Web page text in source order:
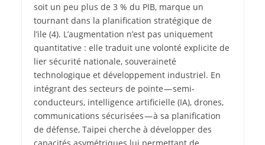
soit un peu plus de 3 % du PIB, marque un
tournant dans la planification stratégique de
l’ile (4). L’augmentation n’est pas uniquement
quantitative : elle traduit une volonté explicite de
lier sécurité nationale, souveraineté
technologique et développement industriel. En
intégrant des secteurs de pointe — semi-
conducteurs, intelligence artificielle (IA), drones,
communications sécurisées — à sa planification
de défense, Taipei cherche à développer des